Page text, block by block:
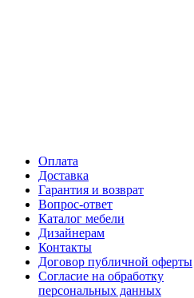
Оплата
Доставка
Гарантия и возврат
Вопрос-ответ
Каталог мебели
Дизайнерам
Контакты
Договор публичной оферты
Согласие на обработку
персональных данных